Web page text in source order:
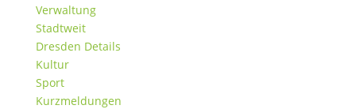
Verwaltung
Stadtweit
Dresden Details
Kultur
Sport
Kurzmeldungen